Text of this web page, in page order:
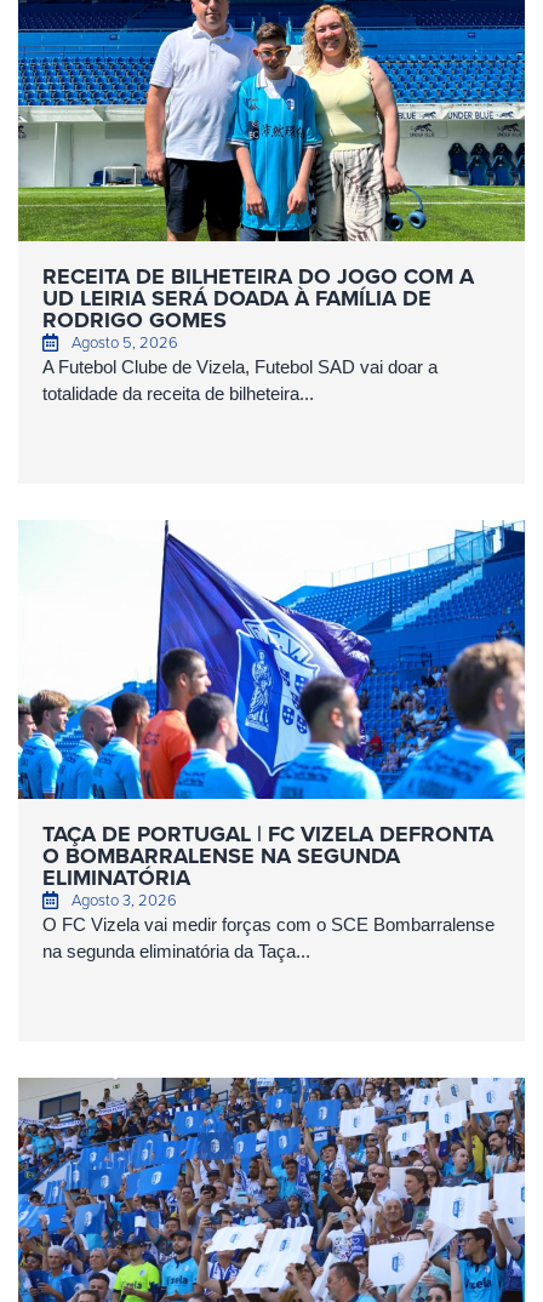
RECEITA DE BILHETEIRA DO JOGO COM A
UD LEIRIA SERÁ DOADA À FAMÍLIA DE
RODRIGO GOMES
Agosto 5, 2026
A Futebol Clube de Vizela, Futebol SAD vai doar a
totalidade da receita de bilheteira...
TAÇA DE PORTUGAL | FC VIZELA DEFRONTA
O BOMBARRALENSE NA SEGUNDA
ELIMINATÓRIA
Agosto 3, 2026
O FC Vizela vai medir forças com o SCE Bombarralense
na segunda eliminatória da Taça...